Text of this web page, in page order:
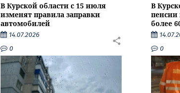
В Курской области с 15 июля
изменят правила заправки
автомобилей
14.07.2026
0
В
пенсии
более
0